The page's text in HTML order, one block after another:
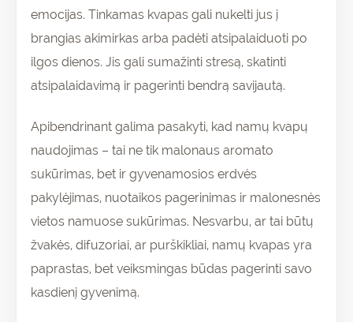
emocijas. Tinkamas kvapas gali nukelti jus į
brangias akimirkas arba padėti atsipalaiduoti po
ilgos dienos. Jis gali sumažinti stresą, skatinti
atsipalaidavimą ir pagerinti bendrą savijautą.
Apibendrinant galima pasakyti, kad namų kvapų
naudojimas – tai ne tik malonaus aromato
sukūrimas, bet ir gyvenamosios erdvės
pakylėjimas, nuotaikos pagerinimas ir malonesnės
vietos namuose sukūrimas. Nesvarbu, ar tai būtų
žvakės, difuzoriai, ar purškikliai, namų kvapas yra
paprastas, bet veiksmingas būdas pagerinti savo
kasdienį gyvenimą.